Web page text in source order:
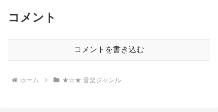
コメント
コメントを書き込む
ホーム ★☆★ 音楽ジャンル